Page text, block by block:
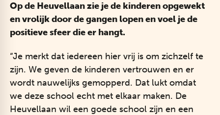
Op de Heuvellaan zie je de kinderen opgewekt
en vrolijk door de gangen lopen en voel je de
positieve sfeer die er hangt.
“Je merkt dat iedereen hier vrij is om zichzelf te
zijn. We geven de kinderen vertrouwen en er
wordt nauwelijks gemopperd. Dat lukt omdat
we deze school echt met elkaar maken. De
Heuvellaan wil een goede school zijn en een